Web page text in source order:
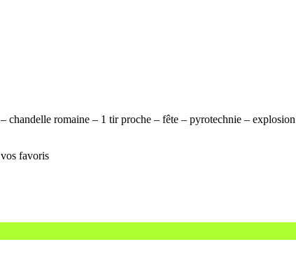
chandelle romaine – 1 tir proche – fête – pyrotechnie – explosion